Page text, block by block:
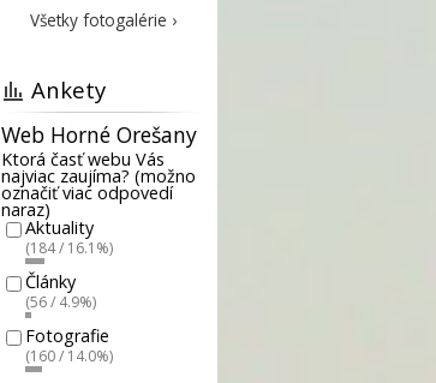
Všetky fotogalérie ›
Ankety
Web Horné Orešany
Ktorá časť webu Vás
najviac zaujíma? (možno
označiť viac odpovedí
naraz)
Aktuality
(184 / 16.1%)
Články
(56 / 4.9%)
Fotografie
(160 / 14.0%)